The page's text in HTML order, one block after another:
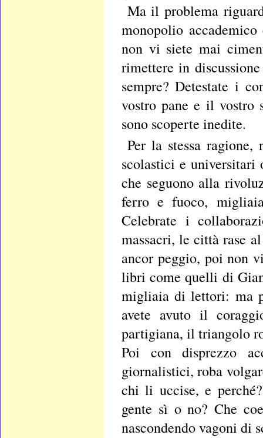
Ma il problema
monopolio
non vi siete mai
rimettere in
sempre? Detestate i
vostro pane e il vostro
sono scoperte inedite.
Per la stessa
scolastici e
che seguono alla
ferro e fuoco,
Celebrate i
massacri, le città rase
ancor peggio, poi non
libri come quelli di
migliaia di lettori: ma
avete avuto il
partigiana, il triangolo
Poi con disprezzo
giornalistici, roba
chi li uccise, e
gente sì o no? Che
nascondendo vagoni di